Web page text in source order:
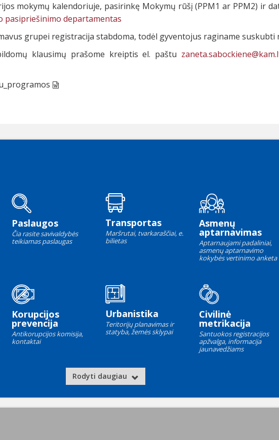
mokymų kalendoriuje, pasirinkę Mokymų rūšį (PPM1 ar PPM2) ir
pasipriešinimo departamentas
grupei registracija stabdoma, todėl gyventojus raginame suskubti
klausimų prašome kreiptis el. paštu
Paslaugos
Čia rasite savivaldybės
teikiamas paslaugas
Transportas
Maršrutai, tvarkaraščiai, e.
bilietas
Asmenų
aptarnavimas
Aptarnaujami padaliniai,
asmenų aptarnavimo
kokybės vertinimo anketa
Korupcijos
prevencija
Antikorupcijos komisija,
kontaktai
Urbanistika
Teritorijų planavimas ir
statyba, žemės sklypai
Civilinė
metrikacija
Santuokos registracijos
apžvalga, informacija
jaunavedžiams
Rodyti daugiau